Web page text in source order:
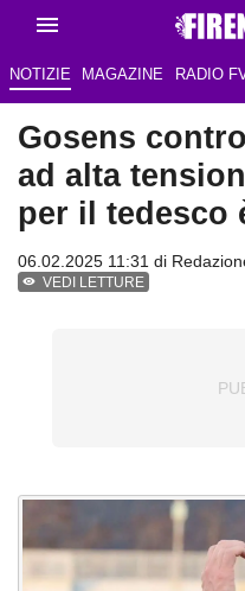
NOTIZIE MAGAZINE RADIO
Gosens
ad alta
per il tedesco
06.02.2025 11:31 di
VEDI LETTURE